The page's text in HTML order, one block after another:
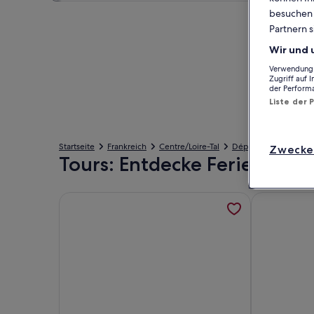
Startseite Frankreich Centre/Loire-Tal Département Indre-
Tours: Entdecke Ferienhäuser
Partnern
Wir und
Zugriff auf
der
Liste der